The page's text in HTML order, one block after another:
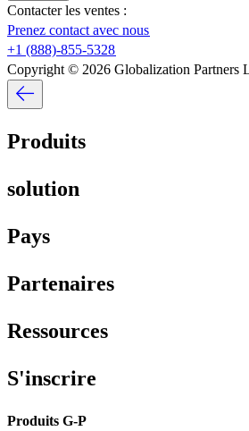
Contacter les ventes :​​
Prenez contact avec nous​​
+1 (888)-855-5328​​
Copyright © 2026 Globalization Partners
Produits​​
solution​​
Pays​​
Partenaires​​
Ressources​​
S'inscrire​​
Produits G-P​​